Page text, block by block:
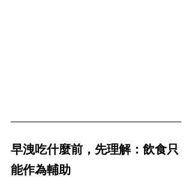
早洩吃什麼前，先理解：飲食只
能作為輔助